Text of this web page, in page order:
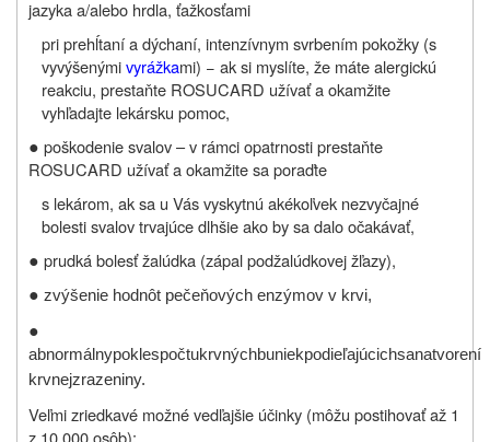
jazyka a/alebo hrdla, ťažkosťami
pri prehĺtaní a dýchaní, intenzívnym svrbením pokožky (s
vyvýšenýmivyrážkami) − ak si myslíte, že máte alergickú
reakciu, prestaňte ROSUCARD užívať a okamžite
vyhľadajte lekársku pomoc,
● poškodenie svalov – v rámci opatrnosti prestaňte
ROSUCARD užívať a okamžite sa poraďte
s lekárom, ak sa u Vás vyskytnú akékoľvek nezvyčajné
bolesti svalov trvajúce dlhšie ako by sa dalo očakávať,
● prudká bolesť žalúdka (zápal podžalúdkovej žľazy),
● zvýšenie hodnôt pečeňových enzýmov v krvi,
●
abnormálnypoklespočtukrvnýchbuniekpodieľajúcichsanatvorení
krvnejzrazeniny.
Veľmi zriedkavé možné vedľajšie účinky (môžu postihovať až 1
z 10 000 osôb):